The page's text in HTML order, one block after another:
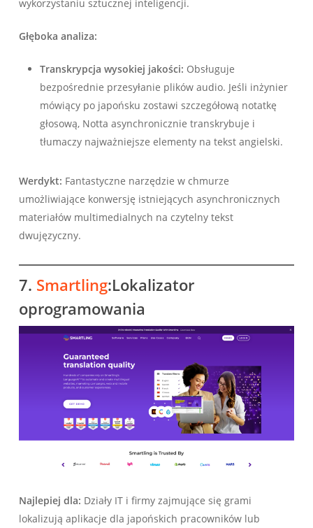
wykorzystaniu sztucznej inteligencji.
Głęboka analiza:
Transkrypcja wysokiej jakości: Obsługuje
bezpośrednie przesyłanie plików audio. Jeśli inżynier
mówiący po japońsku zostawi szczegółową notatkę
głosową, Notta asynchronicznie transkrybuje i
tłumaczy najważniejsze elementy na tekst angielski.
Werdykt: Fantastyczne narzędzie w chmurze
umożliwiające konwersję istniejących asynchronicznych
materiałów multimedialnych na czytelny tekst
dwujęzyczny.
7. Smartling:Lokalizator
oprogramowania
Najlepiej dla: Działy IT i firmy zajmujące się grami
lokalizują aplikacje dla japońskich pracowników lub